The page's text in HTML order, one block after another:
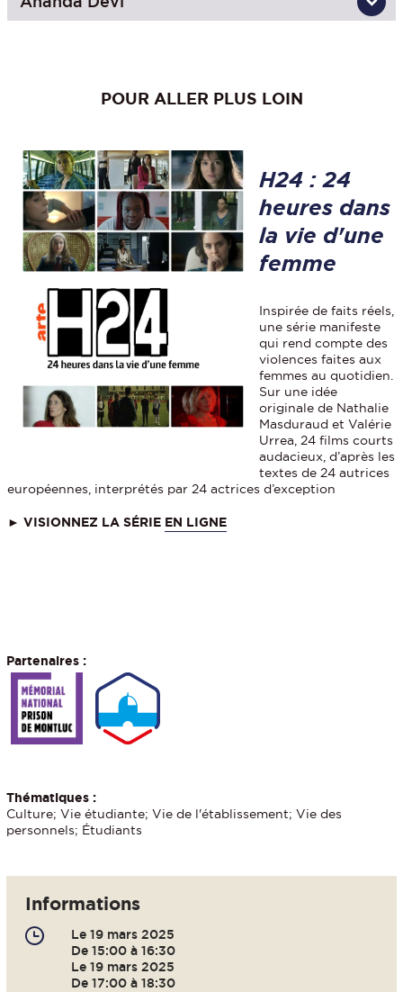
POUR ALLER PLUS LOIN
H24 : 24
heures dans
la vie d'une
femme
Inspirée de faits réels,
une série manifeste
qui rend compte des
violences faites aux
femmes au quotidien.
Sur une idée
originale de Nathalie
Masduraud et Valérie
Urrea, 24 films courts
audacieux, d’après les
textes de 24 autrices
européennes, interprétés par 24 actrices d’exception
► VISIONNEZ LA SÉRIE EN LIGNE
Partenaires :
Thématiques :
Culture; Vie étudiante; Vie de l'établissement; Vie des
personnels; Étudiants
Informations
Le 19 mars 2025
De 15:00 à 16:30
Le 19 mars 2025
De 17:00 à 18:30